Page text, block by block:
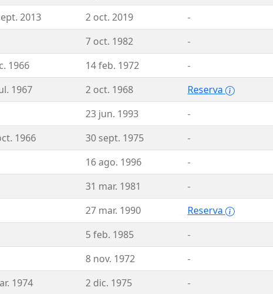
2013 2 oct. 2019
-
7 oct. 1982
-
1966 14 feb. 1972
-
1967 2 oct. 1968
Reserva
23 jun. 1993
-
1966 30 sept. 1975
-
16 ago. 1996
-
31 mar. 1981
-
27 mar. 1990
Reserva
5 feb. 1985
-
8 nov. 1972
-
1974 2 dic. 1975
-